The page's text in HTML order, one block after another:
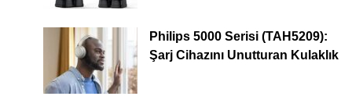
Philips 5000 Serisi (TAH5209):
Şarj Cihazını Unutturan Kulaklık